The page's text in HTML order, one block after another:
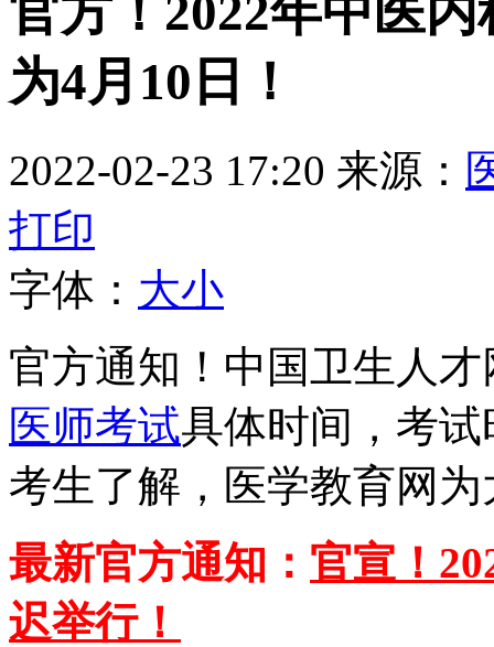
官方！2022年中医
为4月10日！
2022-02-23 17:20 来源：
打印
字体： 大小
官方通知！中国卫生人才
医师考试具体时间，考
考生了解，医学教育网
最新官方通知： 官宣！
迟举行！